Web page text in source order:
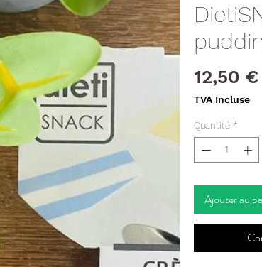
12,50 €
TVA Incluse
Quantité *
Ajouter au